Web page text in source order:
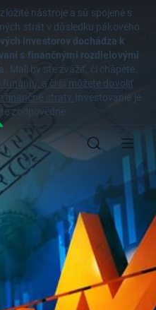
nástroje a sú spojené s
strát v dôsledku pákového
investorov dochádza k
s finančnými rozdielovými
Mali by ste zvážiť, či chápete,
a či si môžete dovoliť
finančné straty. Investovanie je
zodpovedne.